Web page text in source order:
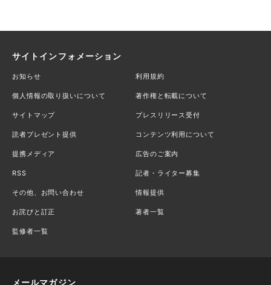
サイトインフォメーション
お知らせ 利用規約
個人情報の取り扱いについて 著作権と転載について
サイトマップ プレスリリース受付
読者プレゼント提供 コンテンツ利用について
提携メディア 広告のご案内
RSS 記者・ライター募集
その他、お問い合わせ 情報提供
お詫びと訂正 著者一覧
監修者一覧
メールマガジン